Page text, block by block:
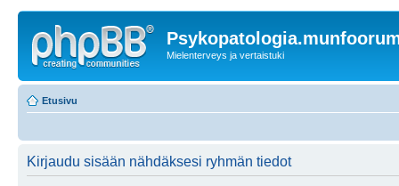
Mielenterveys ja vertaistuki
Etusivu
Kirjaudu sisään nähdäksesi ryhmän tiedot